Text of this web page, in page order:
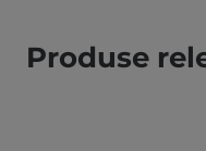
Produse